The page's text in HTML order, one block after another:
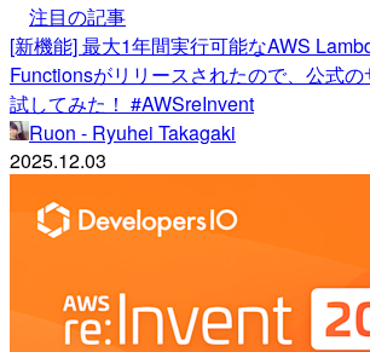
注目の記事
[新機能] 最大1年間実行可能なAWS
Functionsがリリースされたので、公式
試してみた！ #AWSreInvent
Ruon - Ryuhei Takagaki
2025.12.03